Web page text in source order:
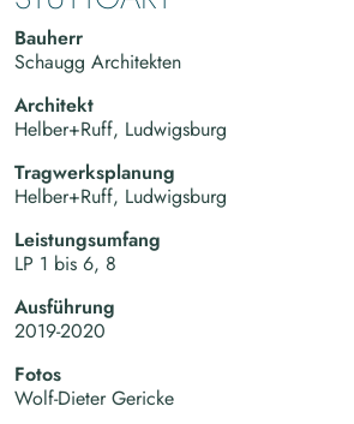
Bauherr
Schaugg Architekten
Architekt
Helber+Ruff, Ludwigsburg
Tragwerksplanung
Helber+Ruff, Ludwigsburg
Leistungsumfang
LP 1 bis 6, 8
Ausführung
2019-2020
Fotos
Wolf-Dieter Gericke